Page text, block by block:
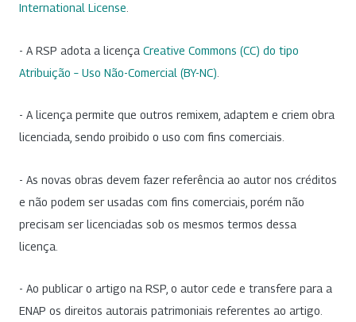
International License
- A RSP adota a licença Creative Commons (CC) do tipo
Atribuição – Uso Não-Comercial (BY-NC)
- A licença permite que outros remixem, adaptem e criem obra
licenciada, sendo proibido o uso com fins comerciais.
- As novas obras devem fazer referência ao autor nos créditos
e não podem ser usadas com fins comerciais, porém não
precisam ser licenciadas sob os mesmos termos dessa
licença.
- Ao publicar o artigo na RSP, o autor cede e transfere para a
ENAP os direitos autorais patrimoniais referentes ao artigo.